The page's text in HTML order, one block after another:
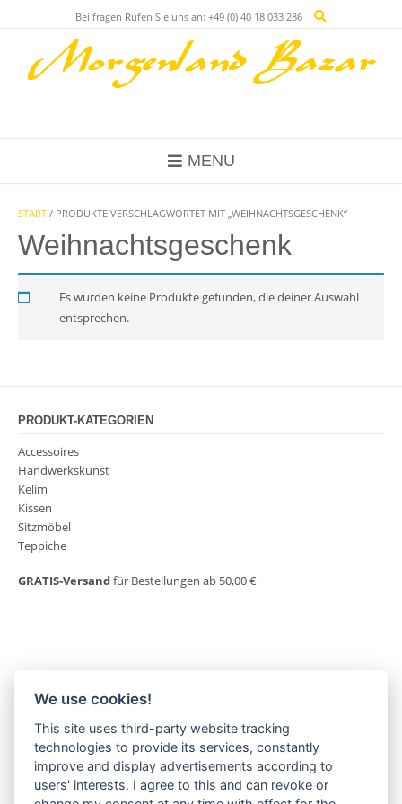
Bei fragen Rufen Sie uns an: +49 (0) 40 18 033 286
MENU
START / PRODUKTE VERSCHLAGWORTET MIT „WEIHNACHTSGESCHENK“
Weihnachtsgeschenk
Es wurden keine Produkte gefunden, die deiner Auswahl
entsprechen.
PRODUKT-KATEGORIEN
Accessoires
Handwerkskunst
Kelim
Kissen
Sitzmöbel
Teppiche
GRATIS-Versandfür Bestellungen ab 50,00 €
MORGENLAND-BAZAR
Herderstraße 2
22085 Hamburg
+49(0)40 18 033 286
We use cookies!
This site uses third-party website tracking
technologies to provide its services, constantly
improve and display advertisements according to
users' interests. I agree to this and can revoke or